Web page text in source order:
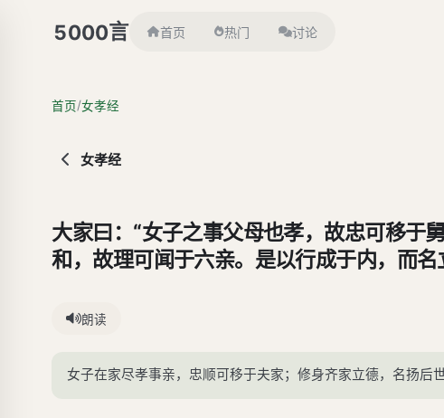
5000言 首页 热门 讨论
首页/女孝经
女孝经
大家曰：“女子之事父母也孝，故忠可移于
和，故理可闻于六亲。是以行成于内，而名
朗读
女子在家尽孝事亲，忠顺可移于夫家；修身齐家立德，名扬后